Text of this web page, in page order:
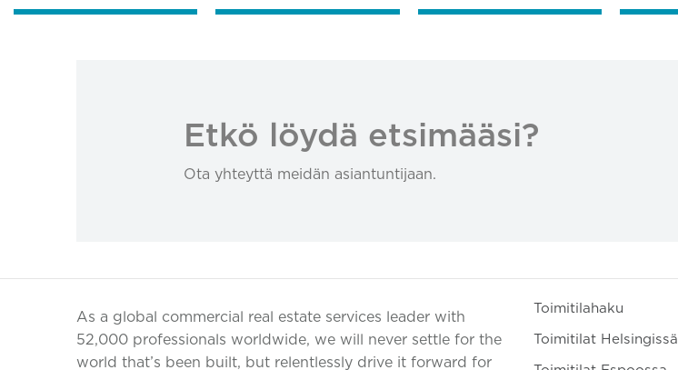
Etkö löydä etsimääsi?
Ota yhteyttä meidän asiantuntijaan.
As a global commercial real estate services leader with
52,000 professionals worldwide, we will never settle for the
world that’s been built, but relentlessly drive it forward for
Toimitilahaku
Toimitilat Helsingissä